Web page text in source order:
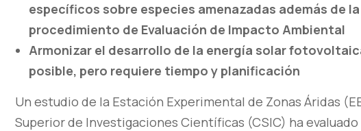
específicos sobre especies amenazadas además de
procedimiento de Evaluación de Impacto Ambiental
Armonizar el desarrollo de la energía solar
posible, pero requiere tiempo y planificación
Un estudio de la Estación Experimental de Zonas Áridas
Superior de Investigaciones Científicas (CSIC) ha